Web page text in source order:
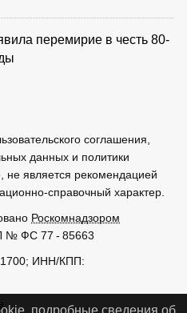
перемирие в честь 80-
соглашения,
данных и политики
не является рекомендацией
справочный характер.
Роскомнадзором
№ ФС 77 - 85663
ИНН/КПП:
подробные сведения об